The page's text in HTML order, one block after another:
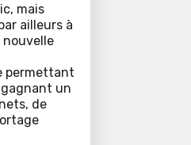
mais
ailleurs à
permettant
un
de